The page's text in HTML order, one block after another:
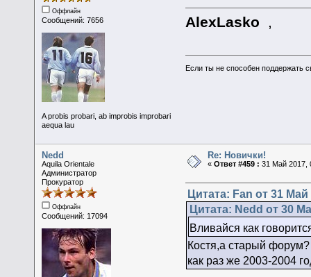
Оффлайн
Сообщений: 7656
A probis probari, ab improbis improbari
aequa lau
AlexLasko ,
Если ты не способен поддержать
Nedd
Aquila Orientale
Администратор
Прокуратор
Оффлайн
Сообщений: 17094
Re: Новички!
«Ответ #459 : 31 Май 2017,
Цитата: Fan от 31 Май
Цитата: Nedd от 30
Вливайся как
Костя,а старый форум?
как раз же 2003-2004